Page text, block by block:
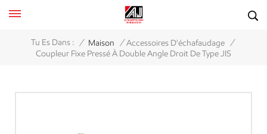
Tu Es Dans : / Maison / Accessoires D'échafaudage /
Coupleur Fixe Pressé À Double Angle Droit De Type JIS